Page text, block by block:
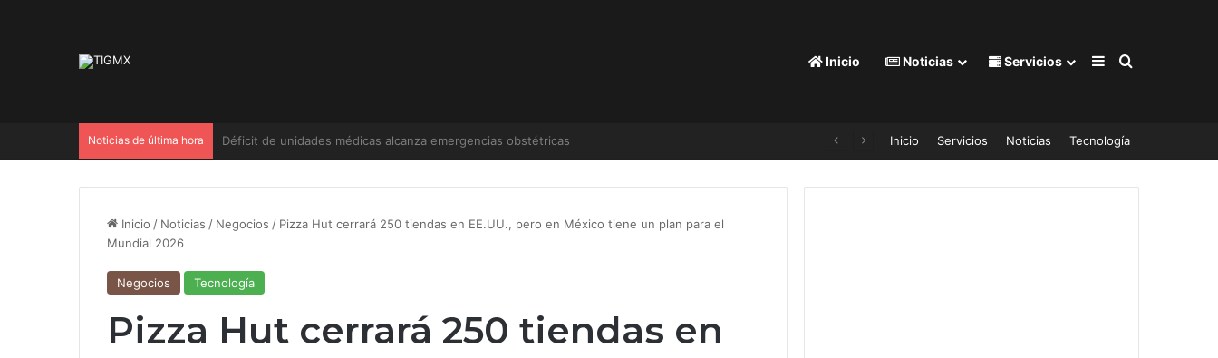
Inicio Noticias Servicios Barra lateral
Buscar por
Noticias de última hora Los 12 mejores animes que debes ver si crees que odias el anime Inicio Servicios Noticias Tecnología
Inicio / Noticias / Negocios / Pizza Hut cerrará 250 tiendas en EE.UU., pero en México tiene un plan para el
Mundial 2026
Negocios Tecnología
Pizza Hut cerrará 250 tiendas en